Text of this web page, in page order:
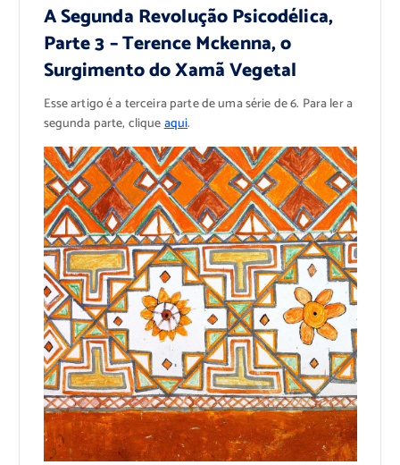
A Segunda Revolução Psicodélica,
Parte 3 – Terence Mckenna, o
Surgimento do Xamã Vegetal
Esse artigo é a terceira parte de uma série de 6. Para ler a
segunda parte, cliqueaqui.